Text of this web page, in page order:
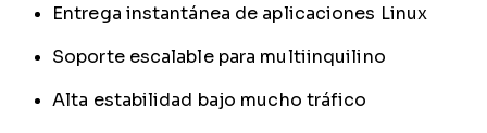
Entrega instantánea de aplicaciones Linux
Soporte escalable para multiinquilino
Alta estabilidad bajo mucho tráfico